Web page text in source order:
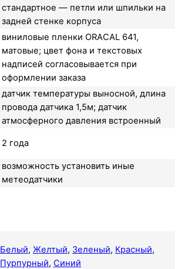
стандартное — петли или шпильки на
задней стенке корпуса
виниловые пленки ORACAL 641,
матовые; цвет фона и текстовых
надписей согласовывается при
оформлении заказа
датчик температуры выносной, длина
провода датчика 1,5м; датчик
атмосферного давления встроенный
2 года
возможность установить иные
метеодатчики
Белый, Желтый, Зеленый, Красный,
Пурпурный, Синий